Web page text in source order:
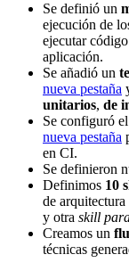
Se definió un
ejecución de
ejecutar
aplicación.
Se añadió un
nueva pestaña
unitarios, de
Se configuró
nueva pestaña
en CI.
Se definieron
Definimos 10
de
y otra skill
Creamos un
técnicas